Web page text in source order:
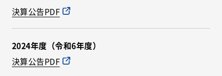
決算公告PDF
2024年度（令和6年度）
決算公告PDF